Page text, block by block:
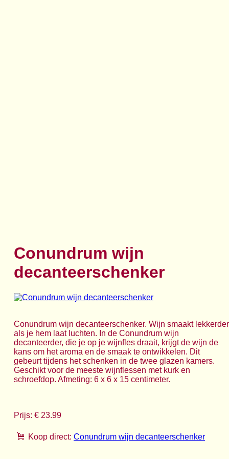
Conundrum wijn
decanteerschenker
Conundrum wijn decanteerschenker. Wijn smaakt lekkerder
als je hem laat luchten. In de Conundrum wijn
decanteerder, die je op je wijnfles draait, krijgt de wijn de
kans om het aroma en de smaak te ontwikkelen. Dit
gebeurt tijdens het schenken in de twee glazen kamers.
Geschikt voor de meeste wijnflessen met kurk en
schroefdop. Afmeting: 6 x 6 x 15 centimeter.
Prijs: € 23.99
Koop direct: Conundrum wijn decanteerschenker